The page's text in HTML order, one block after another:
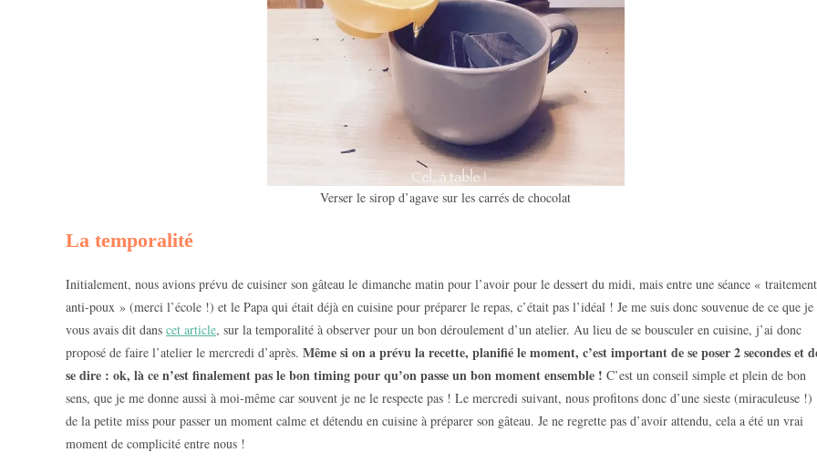
Verser le sirop d’agave sur les carrés de chocolat
La temporalité
Initialement, nous avions prévu de cuisiner son gâteau le dimanche matin pour l’avoir pour le dessert du midi, mais entre une séance « traitement
anti-poux » (merci l’école !) et le Papa qui était déjà en cuisine pour préparer le repas, c’était pas l’idéal ! Je me suis donc souvenue de ce que je
vous avais dit dans cet article, sur la temporalité à observer pour un bon déroulement d’un atelier. Au lieu de se bousculer en cuisine, j’ai donc
proposé de faire l’atelier le mercredi d’après. Même si on a prévu la recette, planifié le moment, c’est important de se poser 2 secondes et
se dire : ok, là ce n’est finalement pas le bon timing pour qu’on passe un bon moment ensemble ! C’est un conseil simple et plein de bon
sens, que je me donne aussi à moi-même car souvent je ne le respecte pas ! Le mercredi suivant, nous profitons donc d’une sieste (miraculeuse !)
de la petite miss pour passer un moment calme et détendu en cuisine à préparer son gâteau. Je ne regrette pas d’avoir attendu, cela a été un vrai
moment de complicité entre nous !